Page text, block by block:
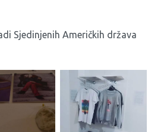
Sjedinjenih Američkih država